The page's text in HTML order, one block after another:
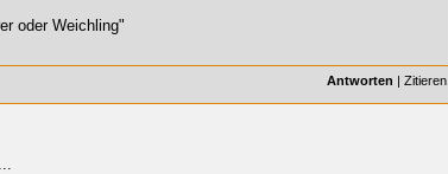
oder Weichling"
Antworten | Zitieren